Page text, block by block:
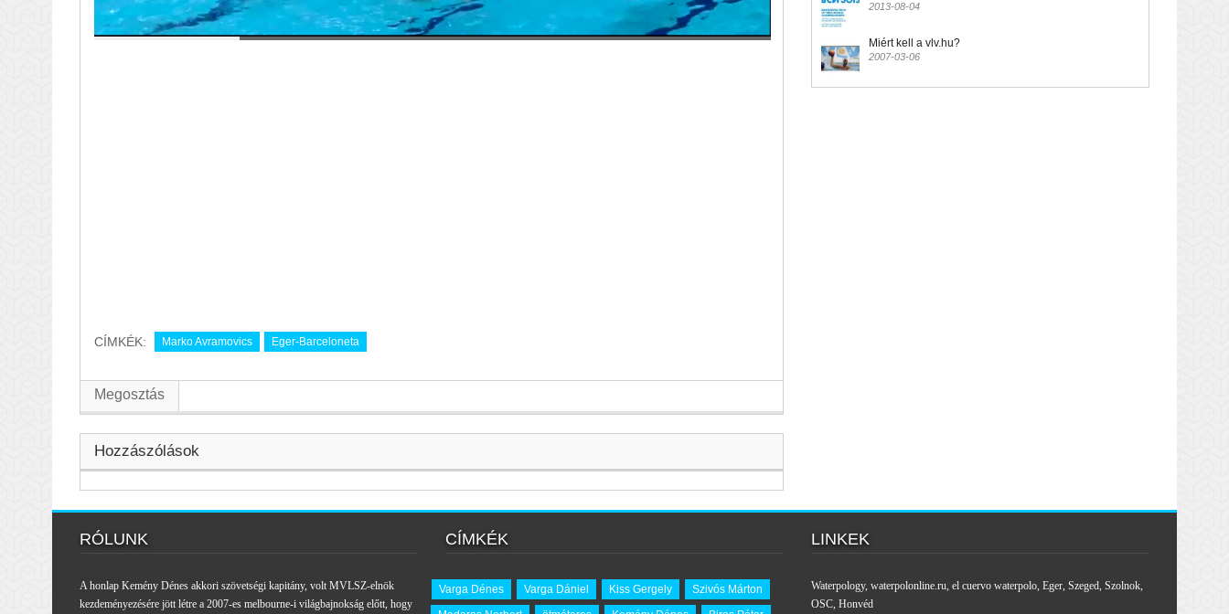
CÍMKÉK: Marko Avramovics Eger-Barceloneta
Megosztás
Hozzászólások
2013-08-04
Miért kell a vlv.hu?
2007-03-06
RÓLUNK
A honlap Kemény Dénes akkori szövetségi kapitány, volt MVLSZ-elnök
kezdeményezésére jött létre a 2007-es melbourne-i világbajnokság előtt, hogy
CÍMKÉK
Varga Dénes Varga Dániel Kiss Gergely
Szivós Márton
LINKEK
Waterpology, waterpolonline.ru, el cuervo waterpolo, Eger, Szeged, Szolnok,
OSC, Honvéd